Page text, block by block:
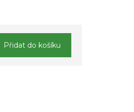
Přidat do košíku